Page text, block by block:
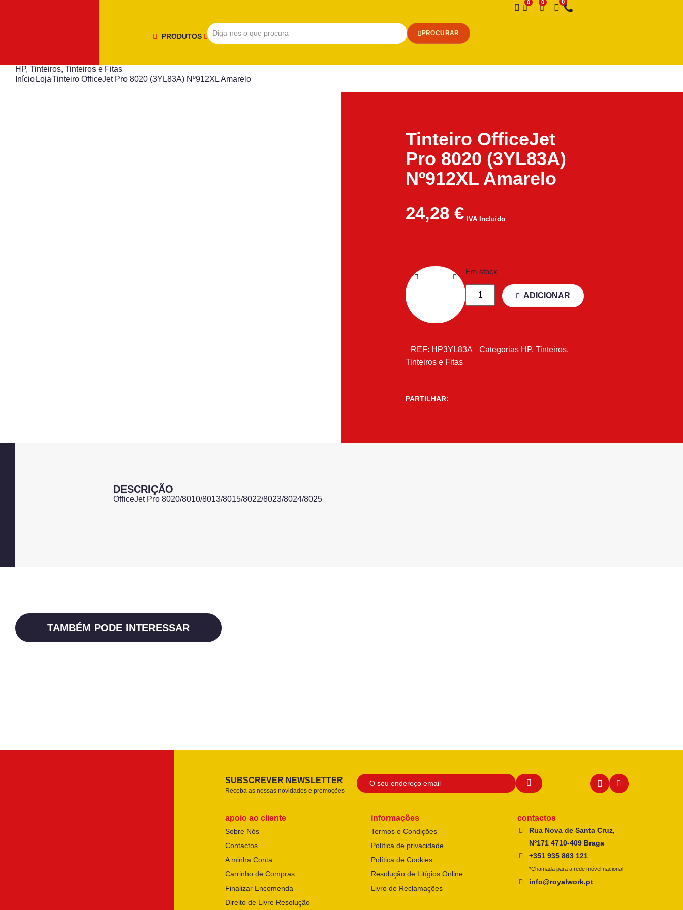
PRODUTOS PROCURAR
Desejo
HP, Tinteiros, Tinteiros e Fitas
Início LojaTinteiro OfficeJet Pro 8020 (3YL83A) Nº912XL Amarelo
Tinteiro OfficeJet
Pro 8020 (3YL83A)
Nº912XL Amarelo
24,28 € IVA Incluído
Em stock
ADICIONAR
REF: HP3YL83A Categorias HP, Tinteiros,
Tinteiros e Fitas
PARTILHAR:
DESCRIÇÃO
OfficeJet Pro 8020/8010/8013/8015/8022/8023/8024/8025
TAMBÉM PODE INTERESSAR
SUBSCREVER NEWSLETTER
Receba as nossas novidades e promoções
apoio ao cliente
Sobre Nós
Contactos
A minha Conta
Carrinho de Compras
Finalizar Encomenda
Direito de Livre Resolução
informações
Termos e Condições
Política de privacidade
Política de Cookies
Resolução de Litígios Online
Livro de Reclamações
contactos
Rua Nova de Santa Cruz,
Nº171 4710-409 Braga
+351 935 863 121
*Chamada para a rede móvel nacional
info@royalwork.pt